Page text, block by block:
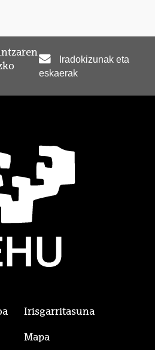
Iradokizunak eta
eskaerak
Irisgarritasuna
Mapa